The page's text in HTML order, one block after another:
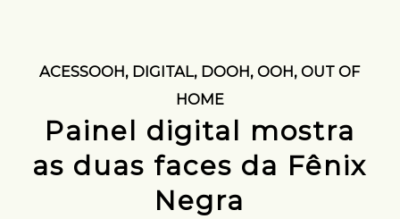
ACESSOOH, DIGITAL, DOOH,OOH,OUT OF
HOME
Painel digital mostra
as duas faces da Fênix
Negra